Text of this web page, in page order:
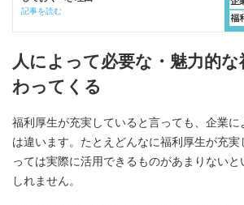
記事を読む
人によって必要な・魅力的
わってくる
福利厚生が充実していると言っても、企業
は違います。たとえどんなに福利厚生が充実
っては実際に活用できるものがあまりないと
しれません。